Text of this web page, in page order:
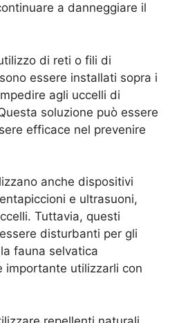
a danneggiare il
di reti o fili di
essere installati sopra i
agli uccelli di
soluzione può essere
efficace nel prevenire
anche dispositivi
e ultrasuoni,
Tuttavia, questi
disturbanti per gli
fauna selvatica
importante utilizzarli con